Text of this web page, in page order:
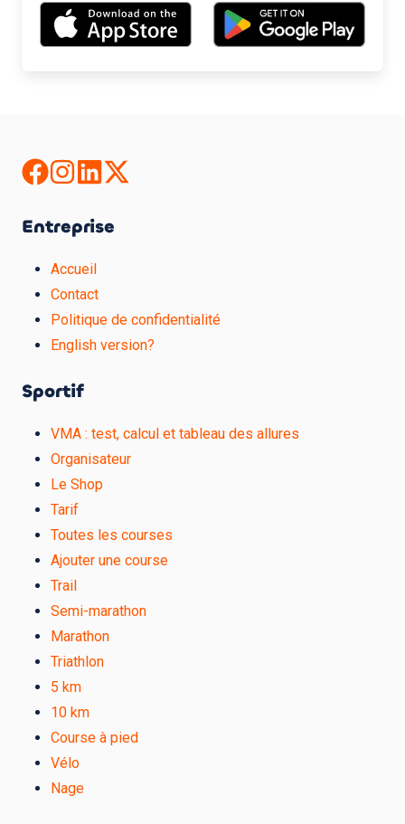
Entreprise
Accueil
Contact
Politique de confidentialité
English version?
Sportif
VMA : test, calcul et tableau des allures
Organisateur
Le Shop
Tarif
Toutes les courses
Ajouter une course
Trail
Semi-marathon
Marathon
Triathlon
5 km
10 km
Course à pied
Vélo
Nage